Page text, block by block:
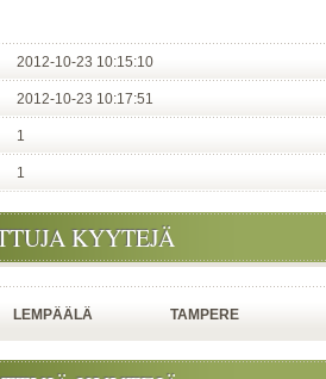
2012-10-23 10:15:10
2012-10-23 10:17:51
1
1
KYYTEJÄ
LEMPÄÄLÄ TAMPERE